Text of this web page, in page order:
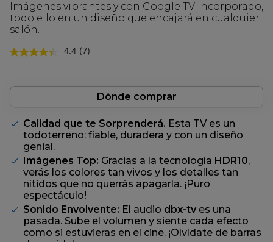
Imágenes vibrantes y con Google TV incorporado,
todo ello en un diseño que encajará en cualquier
salón.
4.4 Lea
Enlace
página.
(7)
Dónde comprar
Calidad que te Sorprenderá. Esta TV es un
todoterreno: fiable, duradera y con un diseño
genial.
Imágenes Top: Gracias a la tecnología HDR10,
verás los colores tan vivos y los detalles tan
nítidos que no querrás apagarla. ¡Puro
espectáculo!
Sonido Envolvente: El audio dbx-tv es una
pasada. Sube el volumen y siente cada efecto
como si estuvieras en el cine. ¡Olvídate de barras